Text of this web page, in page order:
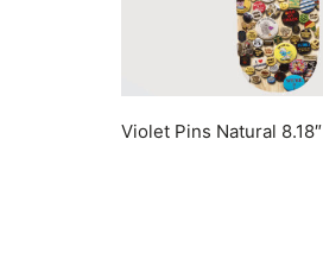
Violet Pins Natural 8.18″